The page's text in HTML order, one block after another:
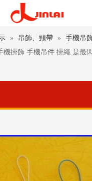
» 吊飾、頸帶 » 手機吊
機掛飾 手機吊件 掛繩 是最